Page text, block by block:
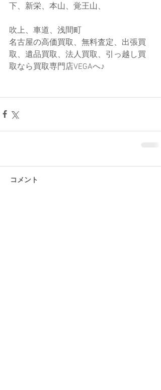
下、新栄、本山、覚王山、
吹上、車道、浅間町
名古屋の高価買取、無料査定、出張買
取、遺品買取、法人買取、引っ越し買
取なら買取専門店VEGAへ♪
コメント